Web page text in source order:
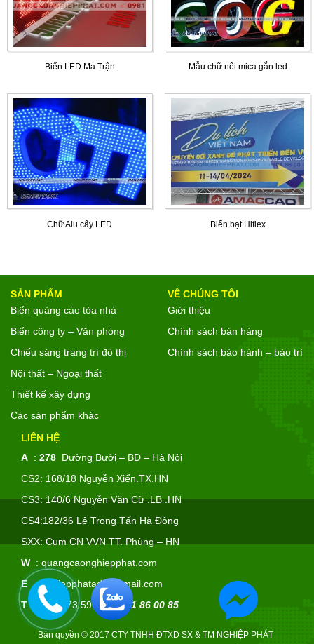
Biển LED Ma Trận Mẫu chữ nổi mica gắn led
Chữ Alu cấy LED Biển bạt Hiflex
SẢN PHẨM
Biển quảng cáo tòa nhà
Biển công ty – Văn phòng
Chiếu sáng trang trí đô thị
Nội thất – Ngoại thất
Thiết kế xây dựng
Các sản phẩm khác
VỀ CHÚNG TÔI
Giới thiệu
Chính sách bán hàng
Chính sách bảo hành – bảo trì
LIÊN HỆ
A : 278 Đường Bưởi – BĐ – Hà Nội
CS2: 168/18 Nguyễn Xiển.TX.HN
CS3: 140/6 Nguyễn Văn Cừ .LB .HN
CS4:182/36 Lê Trọng Tấn Hà Đông
SXX: Cụm CN VVN TT. Phùng – HN
W : quangcaonghiepphat.com
E :nghiepphatadv@gmail.com
T: 024 6673 5995 | 0981 86 00 85
Bản quyền © 2017 CTY TNHH ĐTXD SX & TM NGHIỆP PHÁT